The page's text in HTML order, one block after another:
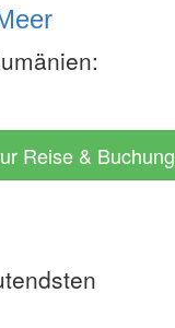
Reise & Buchung